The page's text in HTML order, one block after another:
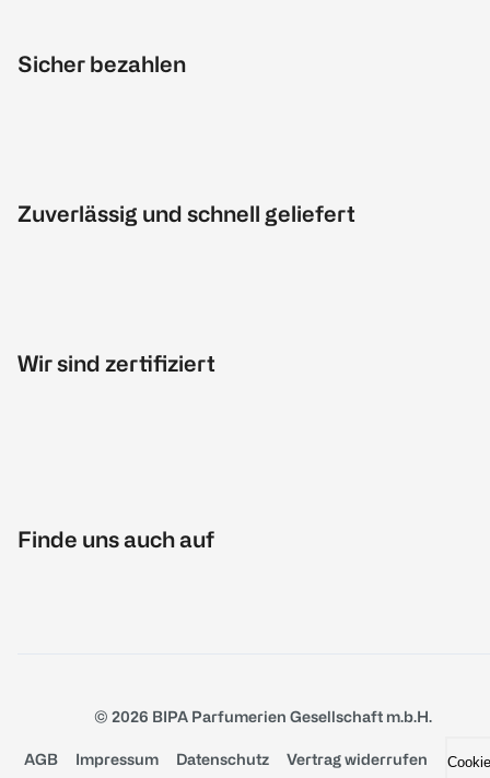
Sicher bezahlen
Zuverlässig und schnell geliefert
Wir sind zertifiziert
Finde uns auch auf
© 2026 BIPA Parfumerien Gesellschaft m.b.H.
AGB Impressum Datenschutz Vertrag widerrufen